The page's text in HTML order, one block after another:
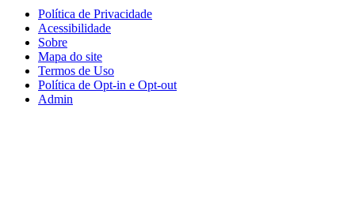
Política de Privacidade
Acessibilidade
Sobre
Mapa do site
Termos de Uso
Política de Opt-in e Opt-out
Admin